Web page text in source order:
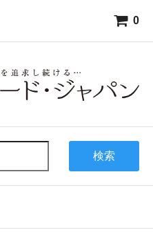
0
検索